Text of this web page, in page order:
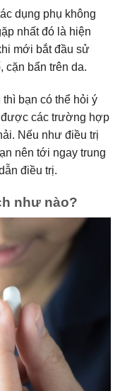
dụng phụ không
nhất đó là hiện
mới bắt đầu sử
cặn bẩn trên da.
bạn có thể hỏi ý
được các trường hợp
Nếu như điều trị
nên tới ngay trung
điều trị.
như nào?